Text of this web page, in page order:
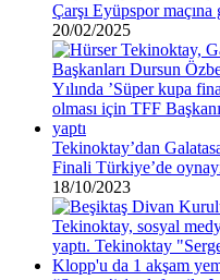
Çarşı Eyüpspor
20/02/2025
Tekinoktay’dan
Finali Türkiye’de
18/10/2023